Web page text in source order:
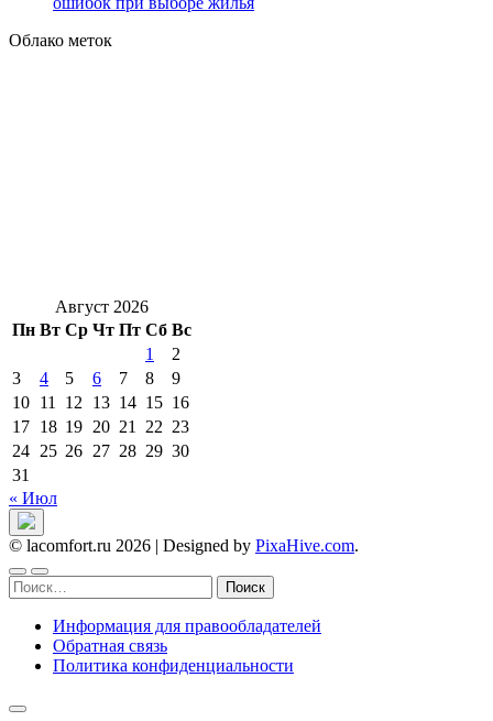
Облако меток
Август 2026
Пн Вт Ср Чт Пт Сб Вс
1
2
3
4 5 6 7 8
9
10 11 12 13 14 15 16
17 18 19 20 21 22 23
24 25 26 27 28 29 30
31
« Июл
© lacomfort.ru 2026 | Designed by PixaHive.com.
Найти:
Информация для правообладателей
Обратная связь
Политика конфиденциальности